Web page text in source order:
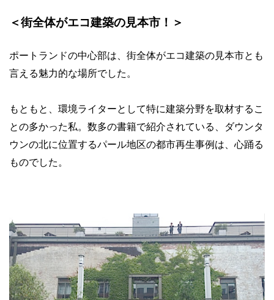
＜街全体がエコ建築の見本市！＞
ポートランドの中心部は、街全体がエコ建築の見本市とも
言える魅力的な場所でした。
もともと、環境ライターとして特に建築分野を取材するこ
との多かった私。数多の書籍で紹介されている、ダウンタ
ウンの北に位置するパール地区の都市再生事例は、心踊る
ものでした。